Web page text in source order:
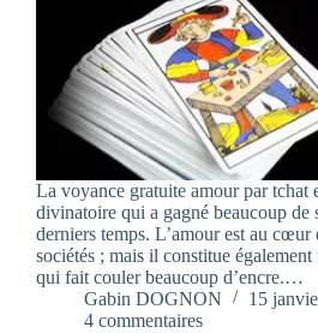
La voyance gratuite amour par tchat
divinatoire qui a gagné beaucoup de
derniers temps. L’amour est au cœur
sociétés ; mais il constitue également
qui fait couler beaucoup d’encre.…
Gabin DOGNON
15
4 commentaires